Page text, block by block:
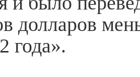
долларов
года».